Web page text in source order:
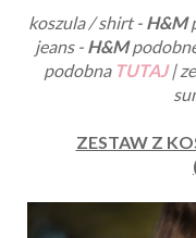
koszula / shirt - H&M
jeans - H&M
podobna TUTAJ|
ZESTAW Z